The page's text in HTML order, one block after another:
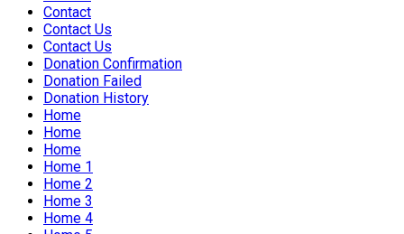
Contact
Contact Us
Contact Us
Donation Confirmation
Donation Failed
Donation History
Home
Home
Home
Home 1
Home 2
Home 3
Home 4